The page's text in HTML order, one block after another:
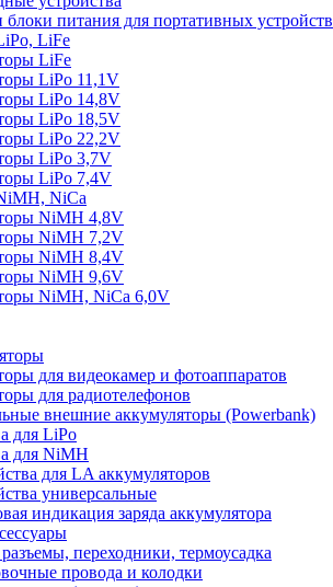
питания для портативных устройств
LiFe
LiFe
LiPo 11,1V
LiPo 14,8V
LiPo 18,5V
LiPo 22,2V
LiPo 3,7V
LiPo 7,4V
NiCa
NiMH 4,8V
NiMH 7,2V
NiMH 8,4V
NiMH 9,6V
NiMH, NiCa 6,0V
для видеокамер и фотоаппаратов
для радиотелефонов
внешние аккумуляторы (Powerbank)
для LiPo
для NiMH
для LA аккумуляторов
универсальные
индикация заряда аккумулятора
переходники, термоусадка
провода и колодки